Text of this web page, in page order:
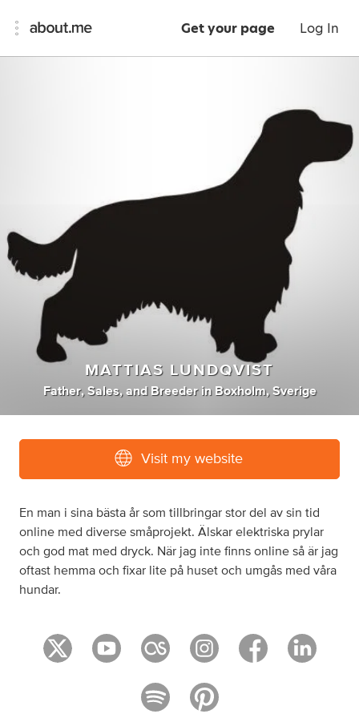
Get your page Log In
MATTIAS LUNDQVIST
Father, Sales, and Breeder in Boxholm, Sverige
Visit my website
En man i sina bästa år som tillbringar stor del av sin tid
online med diverse småprojekt. Älskar elektriska prylar
och god mat med dryck. När jag inte finns online så är jag
oftast hemma och fixar lite på huset och umgås med våra
hundar.